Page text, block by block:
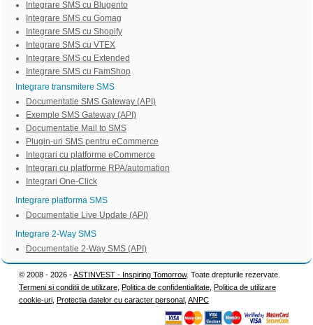
Integrare SMS cu Blugento
Integrare SMS cu Gomag
Integrare SMS cu Shopify
Integrare SMS cu VTEX
Integrare SMS cu Extended
Integrare SMS cu FamShop
Integrare transmitere SMS
Documentatie SMS Gateway (API)
Exemple SMS Gateway (API)
Documentatie Mail to SMS
Plugin-uri SMS pentru eCommerce
Integrari cu platforme eCommerce
Integrari cu platforme RPA/automation
Integrari One-Click
Integrare platforma SMS
Documentatie Live Update (API)
Integrare 2-Way SMS
Documentatie 2-Way SMS (API)
© 2008 - 2026 -ASTINVEST - Inspiring Tomorrow. Toate drepturile rezervate.
Termeni si conditii de utilizare Politica de confidentialitate Politica de utilizare
cookie-uri Protectia datelor cu caracter personal ANPC